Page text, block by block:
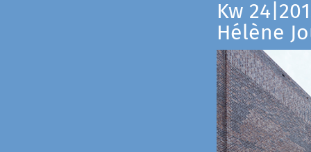
Kw
Hélène